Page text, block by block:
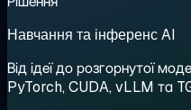
Навчання та інференс AI
Від ідеї до розгорнутої
PyTorch, CUDA, vLLM та